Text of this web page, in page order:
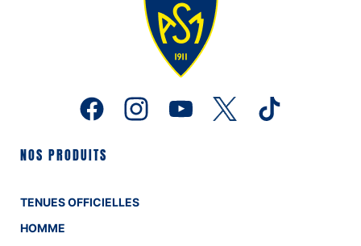
NOS PRODUITS
TENUES OFFICIELLES
HOMME